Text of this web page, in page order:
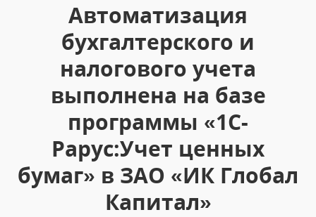
Автоматизация
бухгалтерского и
налогового учета
выполнена на базе
программы «1С-
Рарус:Учет ценных
бумаг» в ЗАО «ИК Глобал
Капитал»